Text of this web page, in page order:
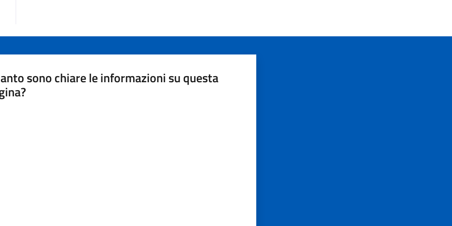
sono chiare le informazioni su questa